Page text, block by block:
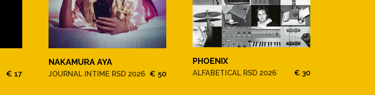
€ 17
NAKAMURA AYA
JOURNAL INTIME RSD 2026 € 50
PHOENIX
ALFABETICAL RSD 2026 € 30